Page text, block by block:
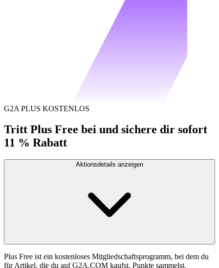
G2A PLUS KOSTENLOS
Tritt Plus Free bei und sichere dir sofort
11 % Rabatt
Aktionsdetails anzeigen
Plus Free ist ein kostenloses Mitgliedschaftsprogramm, bei dem du
für Artikel, die du auf G2A.COM kaufst, Punkte sammelst.